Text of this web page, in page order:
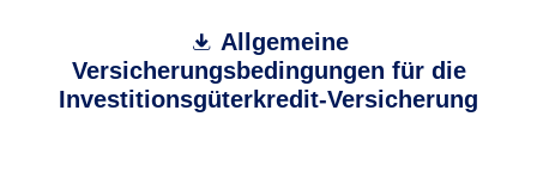
Allgemeine
Versicherungsbedingungen für die
Investitionsgüterkredit-Versicherung